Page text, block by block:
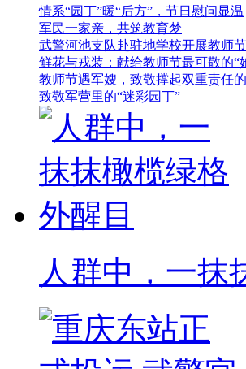
情系“园丁”暖“后方”，节日慰问显温
军民一家亲，共筑教育梦
武警河池支队赴驻地学校开展教师
鲜花与戎装：献给教师节最可敬的“
教师节遇军嫂，致敬撑起双重责任
致敬军营里的“迷彩园丁”
人群中，一抹